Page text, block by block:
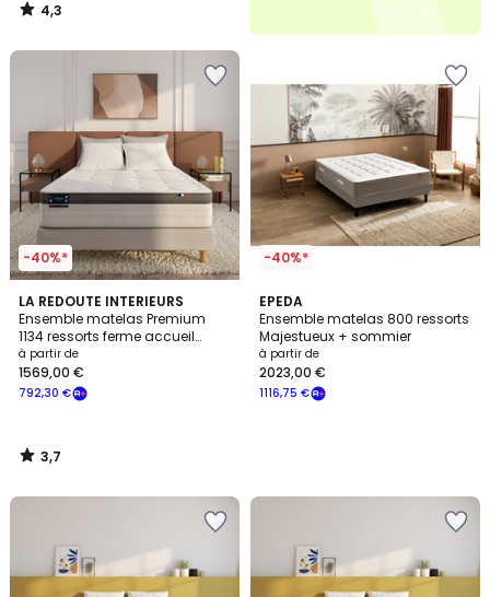
4,3
/
-40%*
LA REDOUTE INTERIEURS
Ensemble matelas Premium
1134 ressorts ferme accueil
mémoire de forme et sommier
à partir de
792,30 €
1569,00 €
3,7
/ 5
3,7
/
-40%*
EPEDA
Ensemble matelas 800 ressorts
Majestueux + sommier
à partir de
1116,75 €
2023,00 €